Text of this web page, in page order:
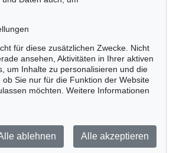
zum Newsletter anmelden >
Datenschutz
Impressum
für diese zusätzlichen Zwecke. Nicht
ansehen, Aktivitäten in Ihrer aktiven
um Inhalte zu personalisieren und die
Sie nur für die Funktion der Website
möchten. Weitere Informationen
ablehnen Alle akzeptieren